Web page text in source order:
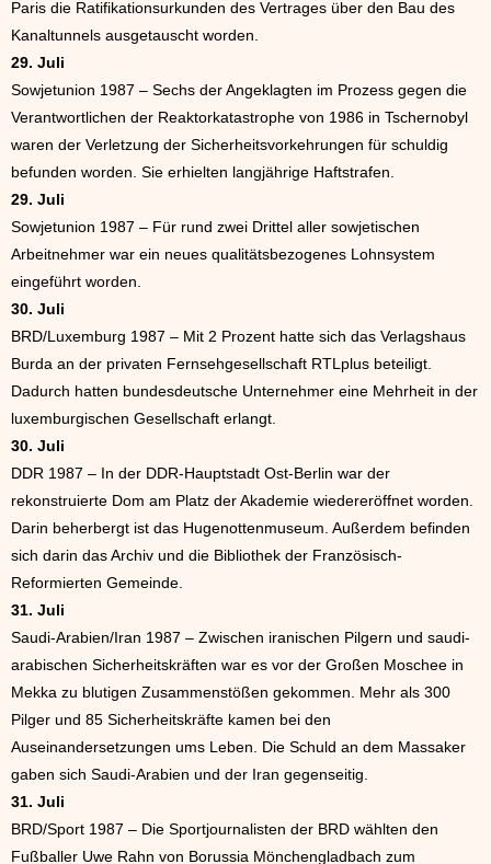
Paris die Ratifikationsurkunden des Vertrages über den Bau des
Kanaltunnels ausgetauscht worden.
29. Juli
Sowjetunion 1987 – Sechs der Angeklagten im Prozess gegen die
Verantwortlichen der Reaktorkatastrophe von 1986 in Tschernobyl
waren der Verletzung der Sicherheitsvorkehrungen für schuldig
befunden worden. Sie erhielten langjährige Haftstrafen.
29. Juli
Sowjetunion 1987 – Für rund zwei Drittel aller sowjetischen
Arbeitnehmer war ein neues qualitätsbezogenes Lohnsystem
eingeführt worden.
30. Juli
BRD/Luxemburg 1987 – Mit 2 Prozent hatte sich das Verlagshaus
Burda an der privaten Fernsehgesellschaft RTLplus beteiligt.
Dadurch hatten bundesdeutsche Unternehmer eine Mehrheit in der
luxemburgischen Gesellschaft erlangt.
30. Juli
DDR 1987 – In der DDR-Hauptstadt Ost-Berlin war der
rekonstruierte Dom am Platz der Akademie wiedereröffnet worden.
Darin beherbergt ist das Hugenottenmuseum. Außerdem befinden
sich darin das Archiv und die Bibliothek der Französisch-
Reformierten Gemeinde.
31. Juli
Saudi-Arabien/Iran 1987 – Zwischen iranischen Pilgern und saudi-
arabischen Sicherheitskräften war es vor der Großen Moschee in
Mekka zu blutigen Zusammenstößen gekommen. Mehr als 300
Pilger und 85 Sicherheitskräfte kamen bei den
Auseinandersetzungen ums Leben. Die Schuld an dem Massaker
gaben sich Saudi-Arabien und der Iran gegenseitig.
31. Juli
BRD/Sport 1987 – Die Sportjournalisten der BRD wählten den
Fußballer Uwe Rahn von Borussia Mönchengladbach zum